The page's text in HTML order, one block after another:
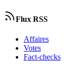
Flux RSS
Affaires
Votes
Fact-checks